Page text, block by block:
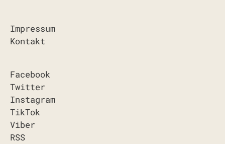
Impressum
Kontakt
Facebook
Twitter
Instagram
TikTok
Viber
RSS